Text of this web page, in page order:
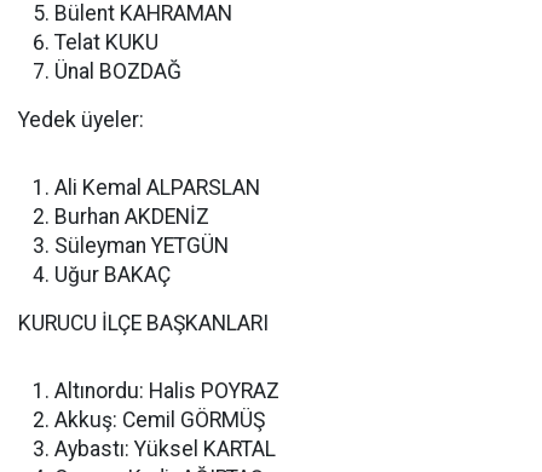
Bülent KAHRAMAN
Telat KUKU
Ünal BOZDAĞ
Yedek üyeler:
Ali Kemal ALPARSLAN
Burhan AKDENİZ
Süleyman YETGÜN
Uğur BAKAÇ
KURUCU İLÇE BAŞKANLARI
Altınordu: Halis POYRAZ
Akkuş: Cemil GÖRMÜŞ
Aybastı: Yüksel KARTAL